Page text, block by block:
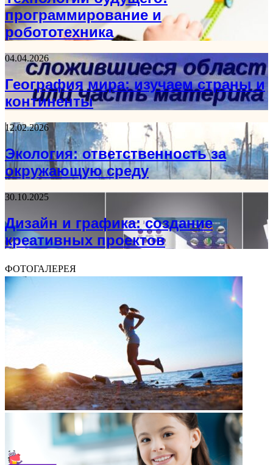
программирование и
робототехника
04.04.2026
География мира: изучаем страны и
континенты
12.02.2026
Экология: ответственность за
окружающую среду
30.10.2025
Дизайн и графика: создание
креативных проектов
ФОТОГАЛЕРЕЯ